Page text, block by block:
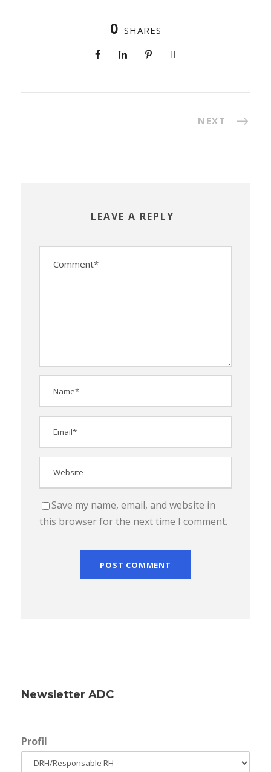
0 SHARES
NEXT
LEAVE A REPLY
Save my name, email, and website in
this browser for the next time I comment.
Newsletter ADC
Profil